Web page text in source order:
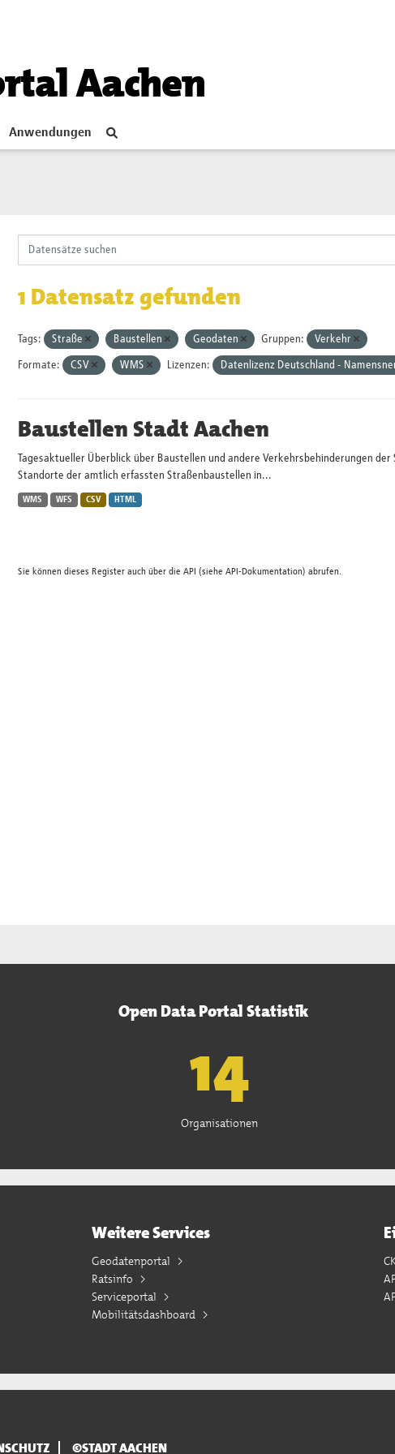
Aachen
Anwendungen
1 Datensatz gefunden
Tags: Straße Baustellen Geodaten Gruppen: Verkehr
Formate: CSV WMS Lizenzen: Datenlizenz Deutschland -
Baustellen Stadt Aachen
Tagesaktueller Überblick über Baustellen und andere Verkehrsbehinderungen
Standorte der amtlich erfassten Straßenbaustellen in...
WMS WFS CSV HTML
Sie können dieses Register auch über die API (siehe API-Dokumentation) abrufen.
Open Data Portal Statistik
15
Organisationen
Weitere Services
Geodatenportal
Ratsinfo
Serviceportal
Mobilitätsdashboard
©STADT AACHEN